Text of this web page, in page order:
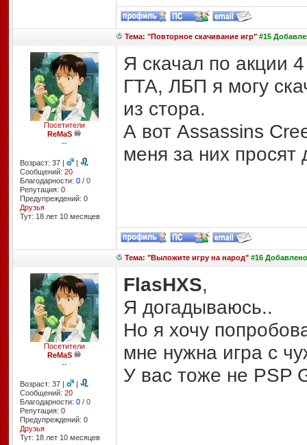
Тема: "Повторное скачивание игр"#15
Посетители
ReMaS
--
Возраст: 37 |
|
Сообщений: 20
Благодарности: 0/ 0
Репутация: 0
Предупреждений: 0
Друзья
Тут: 18 лет 10 месяцев
Я скачал по акции
ГТА, ЛБП я могу
из стора.
А вот Assassins
меня за них
Тема: "Выложите игру на народ"#16
Посетители
ReMaS
--
Возраст: 37 |
|
Сообщений: 20
Благодарности: 0/ 0
Репутация: 0
Предупреждений: 0
Друзья
Тут: 18 лет 10 месяцев
FlasHXS,
Я догадываюсь..
Но я хочу
мне нужна игра с
У вас тоже не PSP